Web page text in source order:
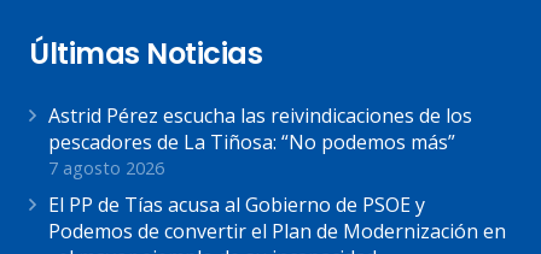
Últimas Noticias
Astrid Pérez escucha las reivindicaciones de los
pescadores de La Tiñosa: “No podemos más”
7 agosto 2026
El PP de Tías acusa al Gobierno de PSOE y
Podemos de convertir el Plan de Modernización en